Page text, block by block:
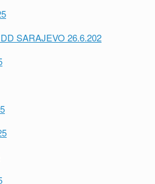
SARAJEVO 26.6.202